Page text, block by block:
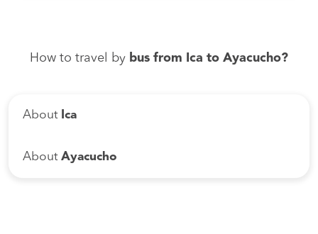
How to travel by bus from Ica to Ayacucho?
About Ica
About Ayacucho